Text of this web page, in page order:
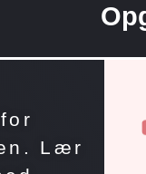
Lær